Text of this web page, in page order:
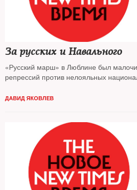
За русских и Навального
«Русский марш» в Люблине был
репрессий против нелояльных
ДАВИД ЯКОВЛЕВ